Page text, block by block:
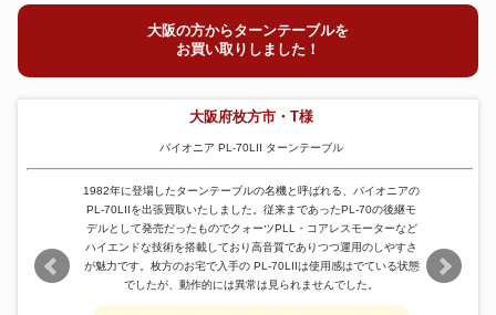
大阪の方からターンテーブルを
お買い取りしました！
大阪府枚方市・T様
パイオニア PL-70LII ターンテーブル
1982年に登場したターンテーブルの名機と呼ばれる、パイオニアの
PL-70LIIを出張買取いたしました。従来まであったPL-70の後継モ
デルとして発売だったものでクォーツPLL・コアレスモーターなど
ハイエンドな技術を搭載しており高音質でありつつ運用のしやすさ
が魅力です。枚方のお宅で入手の PL-70LIIは使用感はでている状態
でしたが、動作的には異常は見られませんでした。